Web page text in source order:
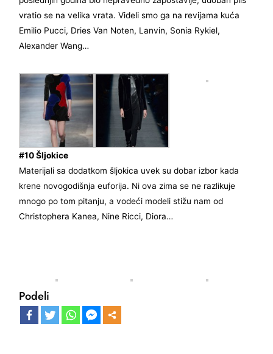
vratio se na velika vrata. Videli smo ga na revijama kuća
Emilio Pucci, Dries Van Noten, Lanvin, Sonia Rykiel,
Alexander Wang…
#10 Šljokice
Materijali sa dodatkom šljokica uvek su dobar izbor kada
krene novogodišnja euforija. Ni ova zima se ne razlikuje
mnogo po tom pitanju, a vodeći modeli stižu nam od
Christophera Kanea, Nine Ricci, Diora…
Podeli